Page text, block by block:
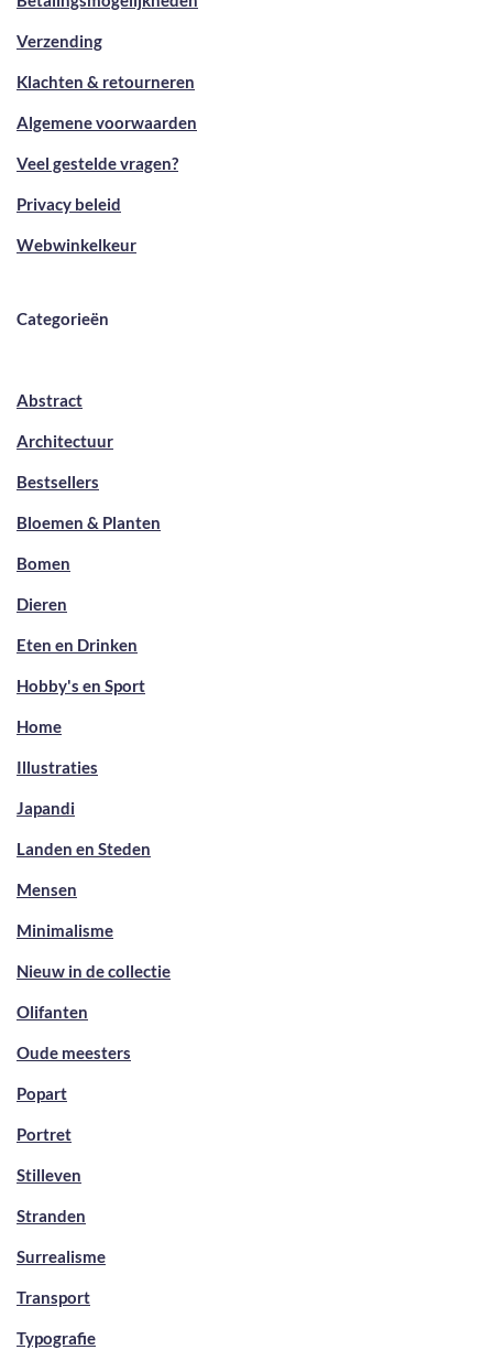
Verzending
Klachten & retourneren
Algemene voorwaarden
Veel gestelde vragen?
Privacy beleid
Webwinkelkeur
Categorieën
Abstract
Architectuur
Bestsellers
Bloemen & Planten
Bomen
Dieren
Eten en Drinken
Hobby's en Sport
Home
Illustraties
Japandi
Landen en Steden
Mensen
Minimalisme
Nieuw in de collectie
Olifanten
Oude meesters
Popart
Portret
Stilleven
Stranden
Surrealisme
Transport
Typografie